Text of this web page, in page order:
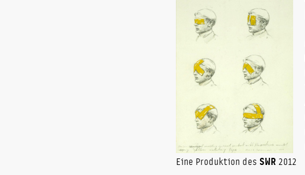
Eine Produktion des SWR2012